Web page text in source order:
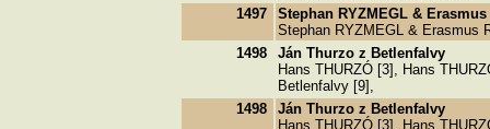
1497
Stephan RYZMEGL & Erasmus
Stephan RYZMEGL & Erasmus
1498
Ján Thurzo z Betlenfalvy
Hans THURZÓ [3], Hans
Betlenfalvy [9],
1498
Ján Thurzo z Betlenfalvy
Hans THURZÓ [3], Hans